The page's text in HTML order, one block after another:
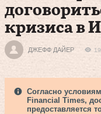
кризиса в
ДЖЕФФ ДАЙЕР
Согласно
Financial Times,
предоставляется